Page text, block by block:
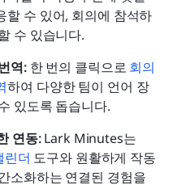
할 수 있어, 회의에 참석하
수 있습니다.
역: 한 번의 클릭으로 회의
하여 다양한 팀이 언어 장
있도록 돕습니다.
연동: Lark Minutes는
린더 도구와 원활하게 작동
소화하는 연결된 경험을